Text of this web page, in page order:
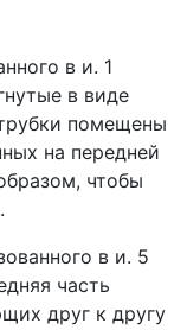
в и. 1
в виде
помещены
на передней
чтобы
в и. 5
часть
друг к другу